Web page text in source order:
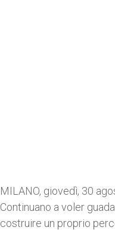
MILANO, giovedì, 30
Continuano a voler
costruire un proprio